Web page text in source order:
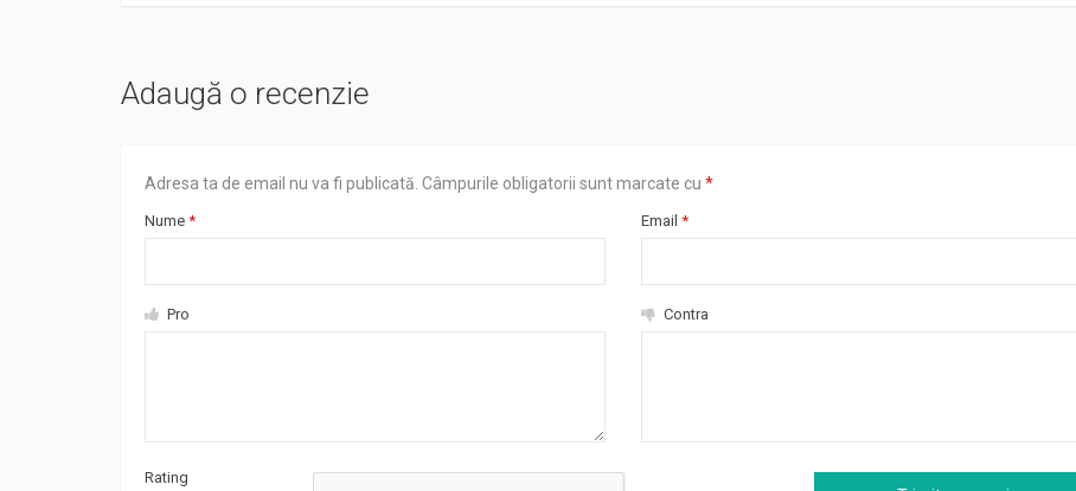
Adaugă o recenzie
Adresa ta de email nu va fi publicată. Câmpurile obligatorii sunt marcate cu *
Nume * Email *
Pro Contra
Rating